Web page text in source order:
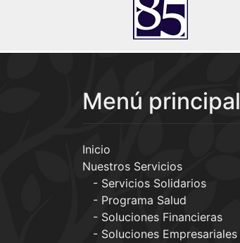
Menú principal
Inicio
Nuestros Servicios
Servicios Solidarios
Programa Salud
Soluciones Financieras
Soluciones Empresariales